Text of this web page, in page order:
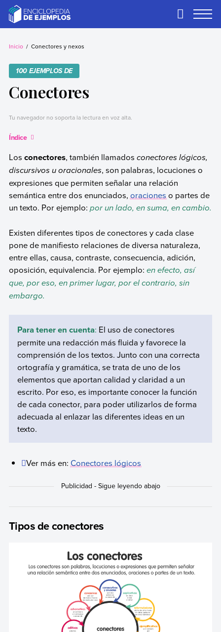
contentEjemplos
Necesitas ejemplos.
Primary
Inicio Conectores y nexos
100 EJEMPLOS DE
Conectores
Tu navegador no soporta la lectura en voz alta.
Índice
Los conectores, también llamados conectores lógicos,
discursivos u oracionales, son palabras, locuciones o
expresiones que permiten señalar una relación
semántica entre dos enunciados,oracioneso partes de
un texto. Por ejemplo: por un lado, en suma, en cambio.
Existen diferentes tipos de conectores y cada clase
pone de manifiesto relaciones de diversa naturaleza,
entre ellas, causa, contraste, consecuencia, adición,
oposición, equivalencia. Por ejemplo: en efecto, así
que, por eso, en primer lugar, por el contrario, sin
embargo.
Para tener en cuenta: El uso de conectores
permite una redacción más fluida y favorece la
comprensión de los textos. Junto con una correcta
ortografía y gramática, se trata de uno de los
elementos que aportan calidad y claridad a un
escrito. Por eso, es importante conocer la función
de cada conector, para poder utilizarlos de forma
adecuada al enlazar las diferentes ideas en un
texto.
Ver más en:Conectores lógicos
Tipos de conectores